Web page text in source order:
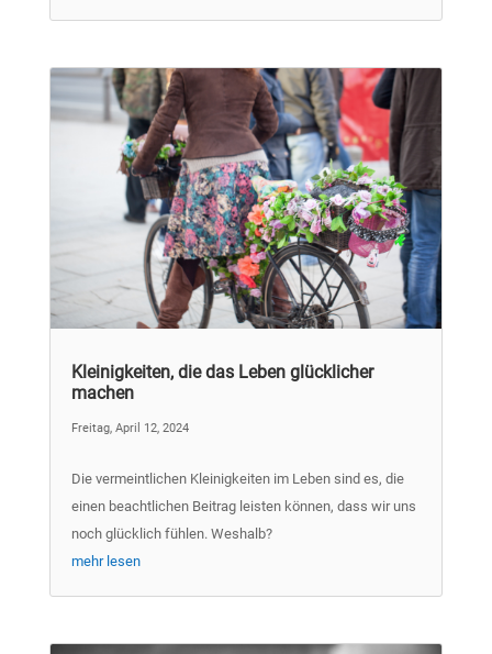
Kleinigkeiten, die das Leben glücklicher
machen
Freitag, April 12, 2024
Die vermeintlichen Kleinigkeiten im Leben sind es, die
einen beachtlichen Beitrag leisten können, dass wir uns
noch glücklich fühlen. Weshalb?
mehr lesen